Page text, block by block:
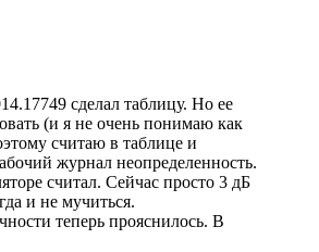
сделал таблицу. Но ее
(и я не очень понимаю как
считаю в таблице и
журнал неопределенность.
считал. Сейчас просто 3 дБ
и не мучиться.
теперь прояснилось. В